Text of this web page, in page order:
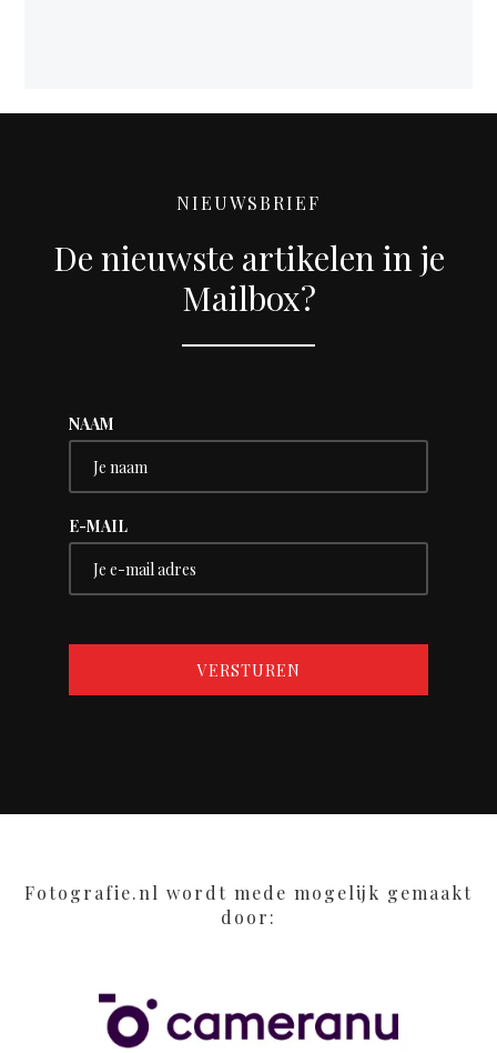
NIEUWSBRIEF
De nieuwste artikelen in je
Mailbox?
NAAM
E-MAIL
Fotografie.nl wordt mede mogelijk gemaakt
door: